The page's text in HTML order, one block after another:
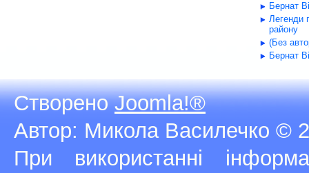
Бернат
Легенди
району
(Без
Бернат
СтвореноJoomla!®
Автор: Микола Василечко ©
При використанні